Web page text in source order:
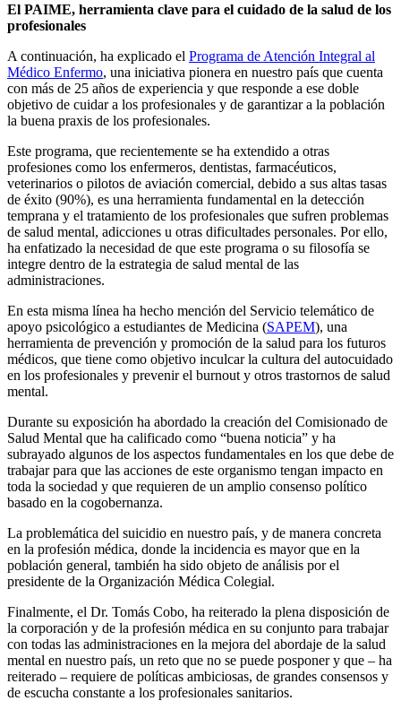
El PAIME, herramienta clave para el cuidado de la salud de los
profesionales
A continuación, ha explicado el Programa de Atención Integral al
Médico Enfermo, una iniciativa pionera en nuestro país que cuenta
con más de 25 años de experiencia y que responde a ese doble
objetivo de cuidar a los profesionales y de garantizar a la población
la buena praxis de los profesionales.
Este programa, que recientemente se ha extendido a otras
profesiones como los enfermeros, dentistas, farmacéuticos,
veterinarios o pilotos de aviación comercial, debido a sus altas tasas
de éxito (90%), es una herramienta fundamental en la detección
temprana y el tratamiento de los profesionales que sufren problemas
de salud mental, adicciones u otras dificultades personales. Por ello,
ha enfatizado la necesidad de que este programa o su filosofía se
integre dentro de la estrategia de salud mental de las
administraciones.
En esta misma línea ha hecho mención del Servicio telemático de
apoyo psicológico a estudiantes de Medicina (SAPEM), una
herramienta de prevención y promoción de la salud para los futuros
médicos, que tiene como objetivo inculcar la cultura del autocuidado
en los profesionales y prevenir el burnout y otros trastornos de salud
mental.
Durante su exposición ha abordado la creación del Comisionado de
Salud Mental que ha calificado como “buena noticia” y ha
subrayado algunos de los aspectos fundamentales en los que debe de
trabajar para que las acciones de este organismo tengan impacto en
toda la sociedad y que requieren de un amplio consenso político
basado en la cogobernanza.
La problemática del suicidio en nuestro país, y de manera concreta
en la profesión médica, donde la incidencia es mayor que en la
población general, también ha sido objeto de análisis por el
presidente de la Organización Médica Colegial.
Finalmente, el Dr. Tomás Cobo, ha reiterado la plena disposición de
la corporación y de la profesión médica en su conjunto para trabajar
con todas las administraciones en la mejora del abordaje de la salud
mental en nuestro país, un reto que no se puede posponer y que – ha
reiterado – requiere de políticas ambiciosas, de grandes consensos y
de escucha constante a los profesionales sanitarios.